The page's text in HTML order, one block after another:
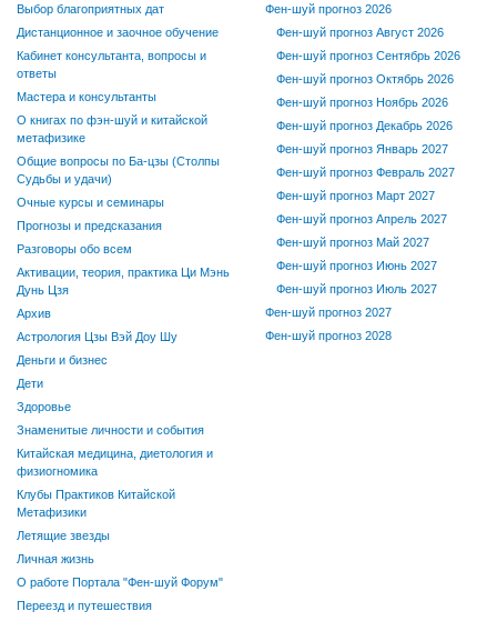
Выбор благоприятных дат
Дистанционное и заочное обучение
Кабинет консультанта, вопросы и
ответы
Мастера и консультанты
О книгах по фэн-шуй и китайской
метафизике
Общие вопросы по Ба-цзы (Столпы
Судьбы и удачи)
Очные курсы и семинары
Прогнозы и предсказания
Разговоры обо всем
Активации, теория, практика Ци Мэнь
Дунь Цзя
Архив
Астрология Цзы Вэй Доу Шу
Деньги и бизнес
Дети
Здоровье
Знаменитые личности и события
Китайская медицина, диетология и
физиогномика
Клубы Практиков Китайской
Метафизики
Летящие звезды
Личная жизнь
О работе Портала "Фен-шуй Форум"
Переезд и путешествия
Фен-шуй прогноз 2026
Фен-шуй прогноз Август 2026
Фен-шуй прогноз Сентябрь 2026
Фен-шуй прогноз Октябрь 2026
Фен-шуй прогноз Ноябрь 2026
Фен-шуй прогноз Декабрь 2026
Фен-шуй прогноз Январь 2027
Фен-шуй прогноз Февраль 2027
Фен-шуй прогноз Март 2027
Фен-шуй прогноз Апрель 2027
Фен-шуй прогноз Май 2027
Фен-шуй прогноз Июнь 2027
Фен-шуй прогноз Июль 2027
Фен-шуй прогноз 2027
Фен-шуй прогноз 2028